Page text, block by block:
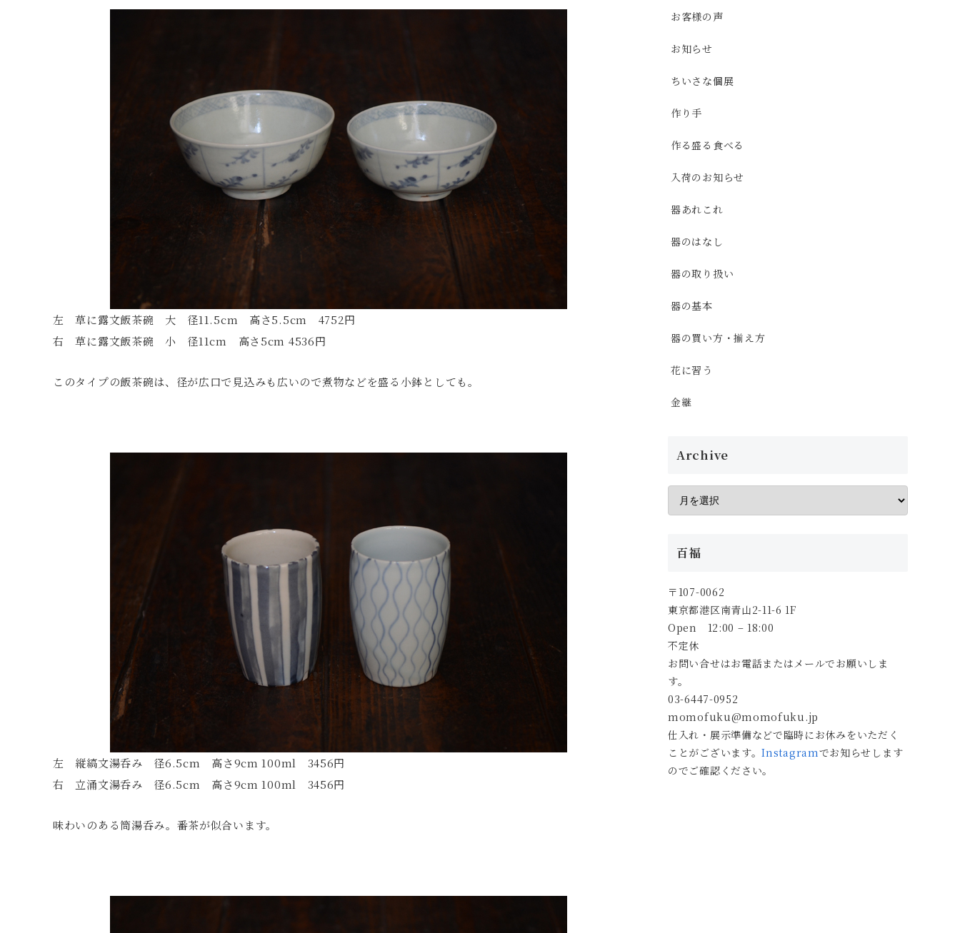
左 草に露文飯茶碗 大 径11.5cm 高さ5.5cm 4752円
右 草に露文飯茶碗 小 径11cm 高さ5cm 4536円
このタイプの飯茶碗は、径が広口で見込みも広いので煮物などを盛る小鉢としても。
左 縦縞文湯呑み 径6.5cm 高さ9cm 100ml 3456円
右 立涌文湯呑み 径6.5cm 高さ9cm 100ml 3456円
味わいのある筒湯呑み。番茶が似合います。
お客様の声
お知らせ
ちいさな個展
作り手
作る盛る食べる
入荷のお知らせ
器あれこれ
器のはなし
器の取り扱い
器の基本
器の買い方・揃え方
花に習う
金継
Archive
百福
〒107-0062
東京都港区南青山2-11-6 1F
Open 12:00 – 18:00
不定休
お問い合せはお電話またはメールでお願いしま
す。
03-6447-0952
momofuku@momofuku.jp
仕入れ・展示準備などで臨時にお休みをいただく
ことがございます。Instagramでお知らせします
のでご確認ください。